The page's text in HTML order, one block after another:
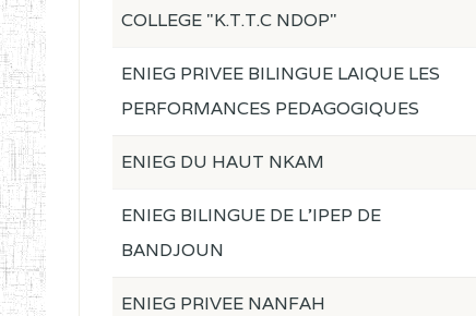
COLLEGE "K.T.T.C NDOP"
ENIEG PRIVEE BILINGUE LAIQUE LES
PERFORMANCES PEDAGOGIQUES
ENIEG DU HAUT NKAM
ENIEG BILINGUE DE L'IPEP DE
BANDJOUN
ENIEG PRIVEE NANFAH